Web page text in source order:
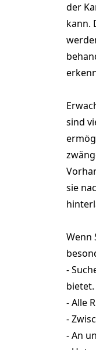
der
kann.
sind
sie
Wenn
-
bietet.
- Alle
-
- An